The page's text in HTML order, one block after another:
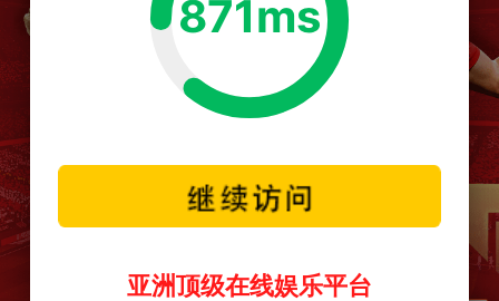
871ms
亚洲顶级在线娱乐平台